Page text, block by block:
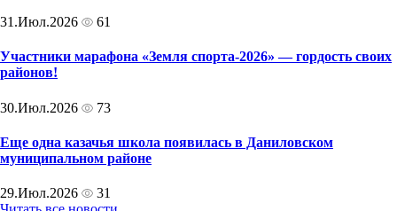
31.Июл.2026 61
Участники марафона «Земля спорта-2026» — гордость своих
районов!
30.Июл.2026 73
Еще одна казачья школа появилась в Даниловском
муниципальном районе
29.Июл.2026
31